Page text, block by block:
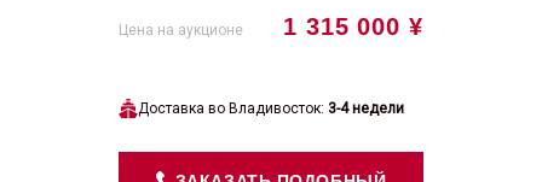
1 315 000 ¥
Цена на аукционе
Доставка во Владивосток: 3-4 недели